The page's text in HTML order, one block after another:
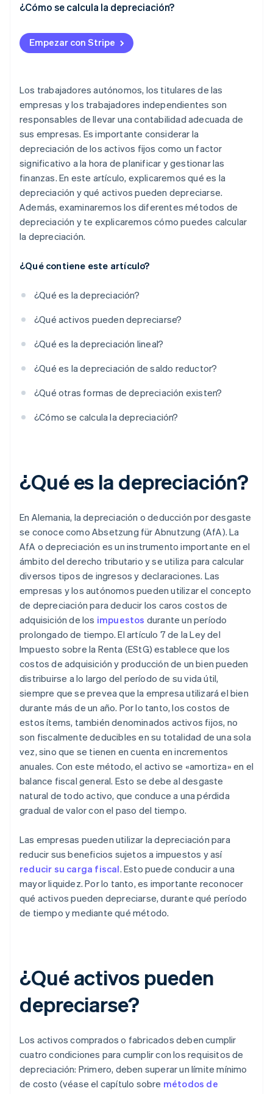
¿Cómo se calcula la depreciación?
Empezar con Stripe
Los trabajadores autónomos, los titulares de las
empresas y los trabajadores independientes son
responsables de llevar una contabilidad adecuada de
sus empresas. Es importante considerar la
depreciación de los activos fijos como un factor
significativo a la hora de planificar y gestionar las
finanzas. En este artículo, explicaremos qué es la
depreciación y qué activos pueden depreciarse.
Además, examinaremos los diferentes métodos de
depreciación y te explicaremos cómo puedes calcular
la depreciación.
¿Qué contiene este artículo?
¿Qué es la depreciación?
¿Qué activos pueden depreciarse?
¿Qué es la depreciación lineal?
¿Qué es la depreciación de saldo reductor?
¿Qué otras formas de depreciación existen?
¿Cómo se calcula la depreciación?
¿Qué es la depreciación?
En Alemania, la depreciación o deducción por desgaste
se conoce como Absetzung für Abnutzung (AfA). La
AfA o depreciación es un instrumento importante en el
ámbito del derecho tributario y se utiliza para calcular
diversos tipos de ingresos y declaraciones. Las
empresas y los autónomos pueden utilizar el concepto
de depreciación para deducir los caros costos de
adquisición de los impuestos durante un período
prolongado de tiempo. El artículo 7 de la Ley del
Impuesto sobre la Renta (EStG) establece que los
costos de adquisición y producción de un bien pueden
distribuirse a lo largo del período de su vida útil,
siempre que se prevea que la empresa utilizará el bien
durante más de un año. Por lo tanto, los costos de
estos ítems, también denominados activos fijos, no
son fiscalmente deducibles en su totalidad de una sola
vez, sino que se tienen en cuenta en incrementos
anuales. Con este método, el activo se «amortiza» en el
balance fiscal general. Esto se debe al desgaste
natural de todo activo, que conduce a una pérdida
gradual de valor con el paso del tiempo.
Las empresas pueden utilizar la depreciación para
reducir sus beneficios sujetos a impuestos y así
reducir su carga fiscal. Esto puede conducir a una
mayor liquidez. Por lo tanto, es importante reconocer
qué activos pueden depreciarse, durante qué período
de tiempo y mediante qué método.
¿Qué activos pueden
depreciarse?
Los activos comprados o fabricados deben cumplir
cuatro condiciones para cumplir con los requisitos de
depreciación: Primero, deben superar un límite mínimo
de costo (véase el capítulo sobre métodos de